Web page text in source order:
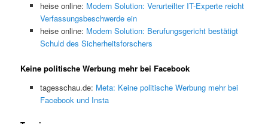
heise online: Modern Solution: Verurteilter IT-Experte reicht
Verfassungsbeschwerde ein
heise online: Modern Solution: Berufungsgericht bestätigt
Schuld des Sicherheitsforschers
Keine politische Werbung mehr bei Facebook
tagesschau.de: Meta: Keine politische Werbung mehr bei
Facebook und Insta